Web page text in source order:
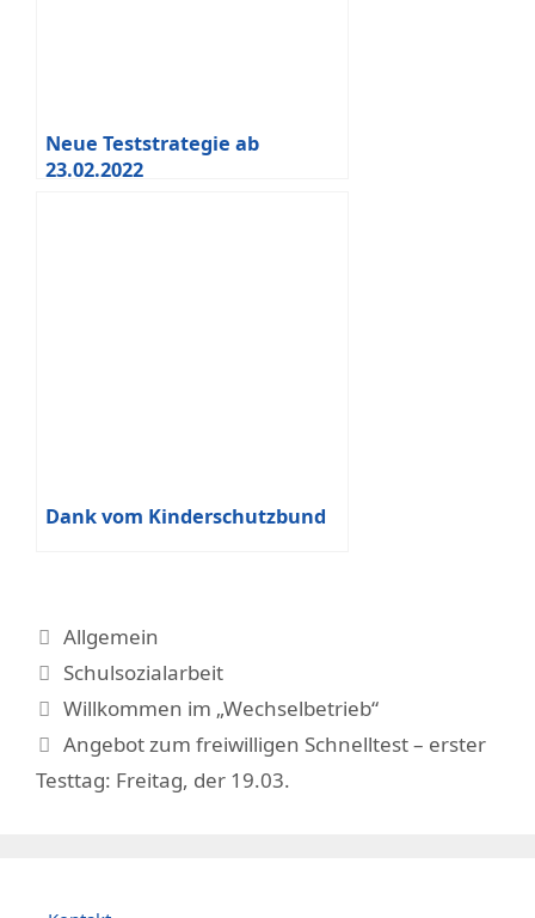
Neue Teststrategie ab
23.02.2022
Dank vom Kinderschutzbund
Kategorien
Allgemein
Schlagwörter
Schulsozialarbeit
Willkommen im „Wechselbetrieb“
Angebot zum freiwilligen Schnelltest – erster
Testtag: Freitag, der 19.03.